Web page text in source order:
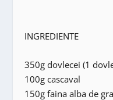
INGREDIENTE
350g dovlecei (1
100g cascaval
150g faina alba de